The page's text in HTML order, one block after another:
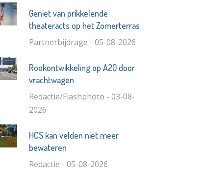
Geniet van prikkelende
theateracts op het Zomerterras
Partnerbijdrage - 05-08-2026
Rookontwikkeling op A20 door
vrachtwagen
Redactie/Flashphoto - 03-08-
2026
HCS kan velden niet meer
bewateren
Redactie - 05-08-2026